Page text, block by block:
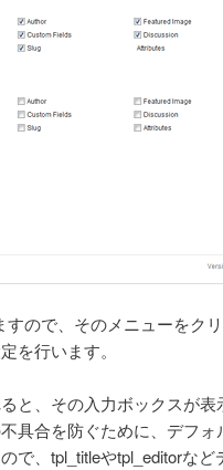
ので、そのメニューをク
を行います。
と、その入力ボックスが表
具合を防ぐために、デフォ
で、tpl_titleやtpl_editorなど